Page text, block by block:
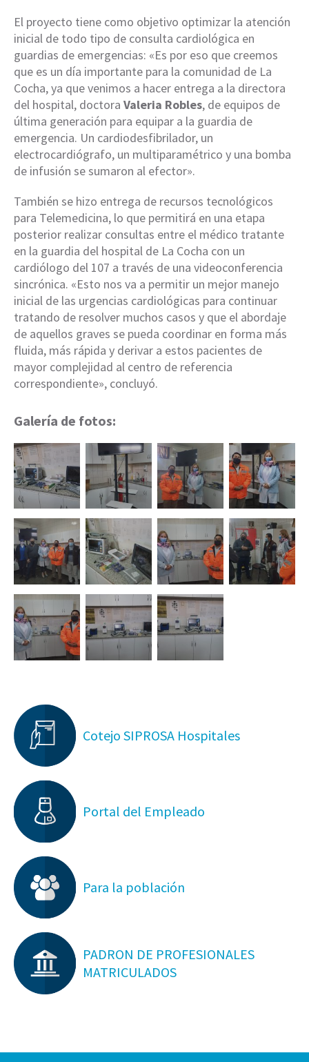
El proyecto tiene como objetivo optimizar la atención
inicial de todo tipo de consulta cardiológica en
guardias de emergencias: «Es por eso que creemos
que es un día importante para la comunidad de La
Cocha, ya que venimos a hacer entrega a la directora
del hospital, doctora Valeria Robles, de equipos de
última generación para equipar a la guardia de
emergencia. Un cardiodesfibrilador, un
electrocardiógrafo, un multiparamétrico y una bomba
de infusión se sumaron al efector».
También se hizo entrega de recursos tecnológicos
para Telemedicina, lo que permitirá en una etapa
posterior realizar consultas entre el médico tratante
en la guardia del hospital de La Cocha con un
cardiólogo del 107 a través de una videoconferencia
sincrónica. «Esto nos va a permitir un mejor manejo
inicial de las urgencias cardiológicas para continuar
tratando de resolver muchos casos y que el abordaje
de aquellos graves se pueda coordinar en forma más
fluida, más rápida y derivar a estos pacientes de
mayor complejidad al centro de referencia
correspondiente», concluyó.
Galería de fotos:
Cotejo SIPROSA Hospitales
Portal del Empleado
Para la población
PADRON DE PROFESIONALES
MATRICULADOS